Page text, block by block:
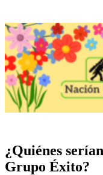
¿Quiénes
Grupo Éxito?